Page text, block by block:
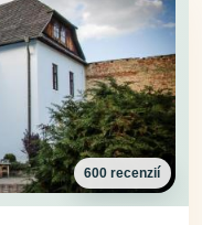
600 recenzií